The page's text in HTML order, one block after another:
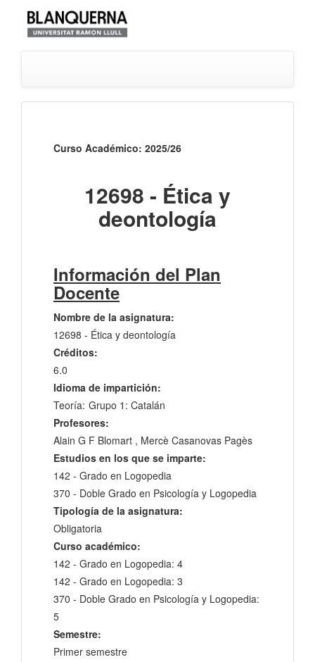
Curso Académico: 2025/26
12698 - Ética y
deontología
Información del Plan
Docente
Nombre de la asignatura:
12698 - Ética y deontología
Créditos:
6.0
Idioma de impartición:
Teoría: Grupo 1: Catalán
Profesores:
Alain G F Blomart , Mercè Casanovas Pagès
Estudios en los que se imparte:
142 - Grado en Logopedia
370 - Doble Grado en Psicología y Logopedia
Tipología de la asignatura:
Obligatoria
Curso académico:
142 - Grado en Logopedia: 4
142 - Grado en Logopedia: 3
370 - Doble Grado en Psicología y Logopedia:
5
Semestre:
Primer semestre